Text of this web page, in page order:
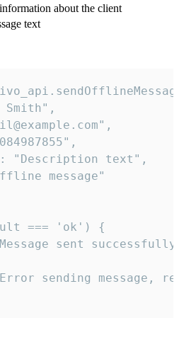
about the client
text
Smith",
"Description text",
message"
=== 'ok') {
sent
sending message,